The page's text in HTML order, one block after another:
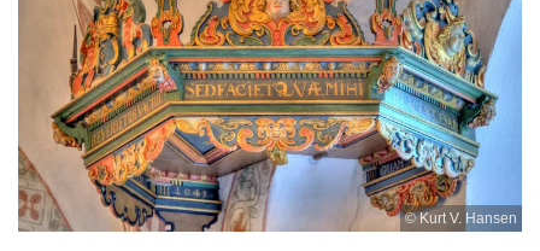
© Kurt V. Hansen